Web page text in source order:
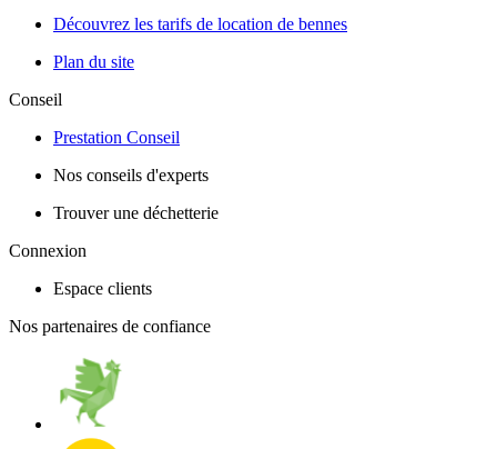
Découvrez les tarifs de location de bennes
Plan du site
Conseil
Prestation Conseil
Nos conseils d'experts
Trouver une déchetterie
Connexion
Espace clients
Nos partenaires de confiance